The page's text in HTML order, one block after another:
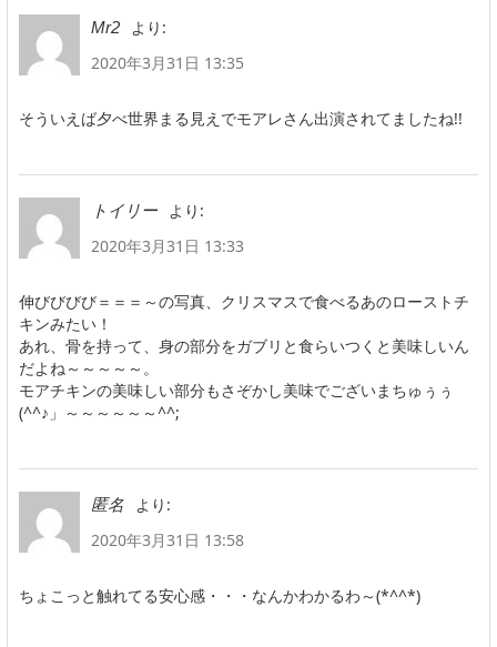
Mr2
より:
2020年3月31日 13:35
そういえば夕べ世界まる見えでモアレさん出演されてましたね!!
トイリー
より:
2020年3月31日 13:33
伸びびびび＝＝＝～の写真、クリスマスで食べるあのローストチ
キンみたい！
あれ、骨を持って、身の部分をガブリと食らいつくと美味しいん
だよね～～～～～。
モアチキンの美味しい部分もさぞかし美味でございまちゅぅぅ
(^^♪」～～～～～～^^;
匿名
より:
2020年3月31日 13:58
ちょこっと触れてる安心感・・・なんかわかるわ～(*^^*)